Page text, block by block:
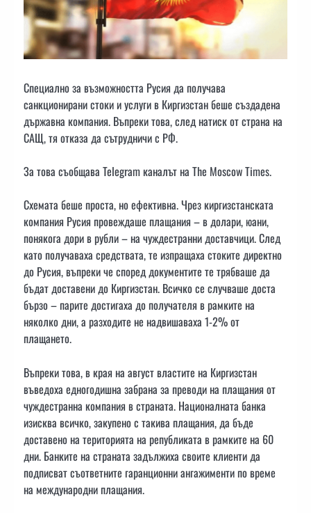
Специално за възможността Русия да получава
санкционирани стоки и услуги в Киргизстан беше създадена
държавна компания. Въпреки това, след натиск от страна на
САЩ, тя отказа да сътрудничи с РФ.
За това съобщава Telegram каналът на The Moscow Times.
Схемата беше проста, но ефективна. Чрез киргизстанската
компания Русия провеждаше плащания – в долари, юани,
понякога дори в рубли – на чуждестранни доставчици. След
като получаваха средствата, те изпращаха стоките директно
до Русия, въпреки че според документите те трябваше да
бъдат доставени до Киргизстан. Всичко се случваше доста
бързо – парите достигаха до получателя в рамките на
няколко дни, а разходите не надвишаваха 1-2% от
плащането.
Въпреки това, в края на август властите на Киргизстан
въведоха едногодишна забрана за преводи на плащания от
чуждестранна компания в страната. Националната банка
изисква всичко, закупено с такива плащания, да бъде
доставено на територията на републиката в рамките на 60
дни. Банките на страната задължиха своите клиенти да
подписват съответните гаранционни ангажименти по време
на международни плащания.